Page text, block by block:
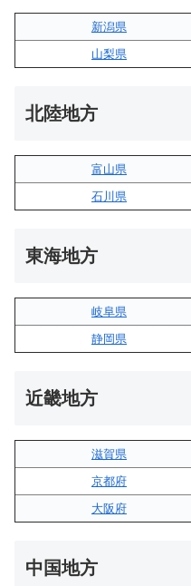
新潟県
山梨県
北陸地方
富山県
石川県
東海地方
岐阜県
静岡県
近畿地方
滋賀県
京都府
大阪府
中国地方